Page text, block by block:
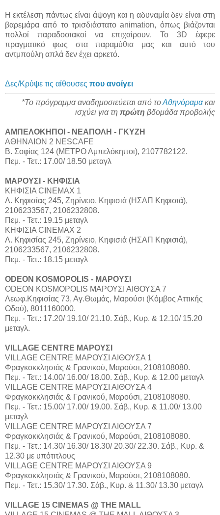
Η εκτέλεση πάντως είναι άψογη και η αδυναμία δεν είναι στη
βαρεμάρα από το τρισδιάστατο animation, όπως βιάζονται
πολλοί παραδοσιακοί να επιχαίρουν. Το 3D έφερε
πραγματικό φως στα παραμύθια μας και αυτό του
αντμπούλη απλά δεν έχει αρκετό.
Δες/Κρύψε τις αίθουσες που ανοίγει
*Το πρόγραμμα αναδημοσιεύεται από τοΑθηνόραμακαι
ισχύει για τη πρώτη βδομάδα προβολής
ΑΜΠΕΛΟΚΗΠΟΙ - ΝΕΑΠΟΛΗ - ΓΚΥΖΗ
ΑΘΗΝΑΙΟΝ 2 NESCAFE
Β. Σοφίας 124 (ΜΕΤΡΟ Αμπελόκηποι), 2107782122.
Πεμ. - Τετ.: 17.00/ 18.50 μεταγλ
ΜΑΡΟΥΣΙ - ΚHΦΙΣΙΑ
ΚΗΦΙΣΙΑ CINEMAX 1
Λ. Κηφισίας 245, Ζηρίνειο, Κηφισιά (ΗΣΑΠ Κηφισιά),
2106233567, 2106232808.
Πεμ. - Τετ.: 19.15 μεταγλ
ΚΗΦΙΣΙΑ CINEMAX 2
Λ. Κηφισίας 245, Ζηρίνειο, Κηφισιά (ΗΣΑΠ Κηφισιά),
2106233567, 2106232808.
Πεμ. - Τετ.: 18.15 μεταγλ
ODEON KOSMOPOLIS - ΜΑΡΟΥΣΙ
ODEON KOSMOPOLIS ΜΑΡΟΥΣΙ ΑΙΘΟΥΣΑ 7
Λεωφ.Κηφισίας 73, Αγ.Θωμάς, Μαρούσι (Κόμβος Αττικής
Οδού), 8011160000.
Πεμ. - Τετ.: 17.20/ 19.10/ 21.10. Σάβ., Κυρ. & 12.10/ 15.20
μεταγλ.
VILLAGE CENTRE ΜΑΡΟΥΣΙ
VILLAGE CENTRE ΜΑΡΟΥΣΙ ΑΙΘΟΥΣΑ 1
Φραγκοκκλησιάς & Γρανικού, Μαρούσι, 2108108080.
Πεμ. - Τετ.: 14.00/ 16.00/ 18.00. Σάβ., Κυρ. & 12.00 μεταγλ
VILLAGE CENTRE ΜΑΡΟΥΣΙ ΑΙΘΟΥΣΑ 4
Φραγκοκκλησιάς & Γρανικού, Μαρούσι, 2108108080.
Πεμ. - Τετ.: 15.00/ 17.00/ 19.00. Σάβ., Κυρ. & 11.00/ 13.00
μεταγλ
VILLAGE CENTRE ΜΑΡΟΥΣΙ ΑΙΘΟΥΣΑ 7
Φραγκοκκλησιάς & Γρανικού, Μαρούσι, 2108108080.
Πεμ. - Τετ.: 14.30/ 16.30/ 18.30/ 20.30/ 22.30. Σάβ., Κυρ. &
12.30 με υπότιτλους
VILLAGE CENTRE ΜΑΡΟΥΣΙ ΑΙΘΟΥΣΑ 9
Φραγκοκκλησιάς & Γρανικού, Μαρούσι, 2108108080.
Πεμ. - Τετ.: 15.30/ 17.30. Σάβ., Κυρ. & 11.30/ 13.30 μεταγλ
VILLAGE 15 CINEMAS @ THE MALL